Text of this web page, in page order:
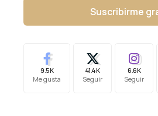
Suscribirme
9.5K
Me gusta
41.4K
Seguir
6.6K
Seguir